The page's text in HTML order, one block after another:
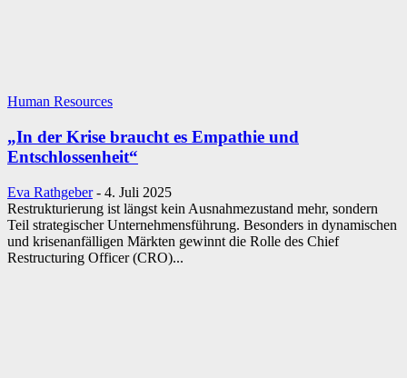
Human Resources
„In der Krise braucht es Empathie und
Entschlossenheit“
Eva Rathgeber - 4. Juli 2025
Restrukturierung ist längst kein Ausnahmezustand mehr, sondern
Teil strategischer Unternehmensführung. Besonders in dynamischen
und krisenanfälligen Märkten gewinnt die Rolle des Chief
Restructuring Officer (CRO)...